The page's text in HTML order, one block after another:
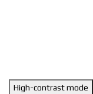
High-contrast mode